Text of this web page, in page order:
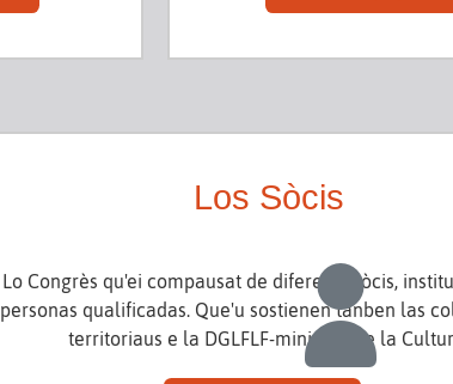
Los Sòcis
Lo Congrès qu'ei compausat de diferents sòcis,
personas qualificadas. Que'u sostienen tanben las
territoriaus e la DGLFLF-ministèri de la